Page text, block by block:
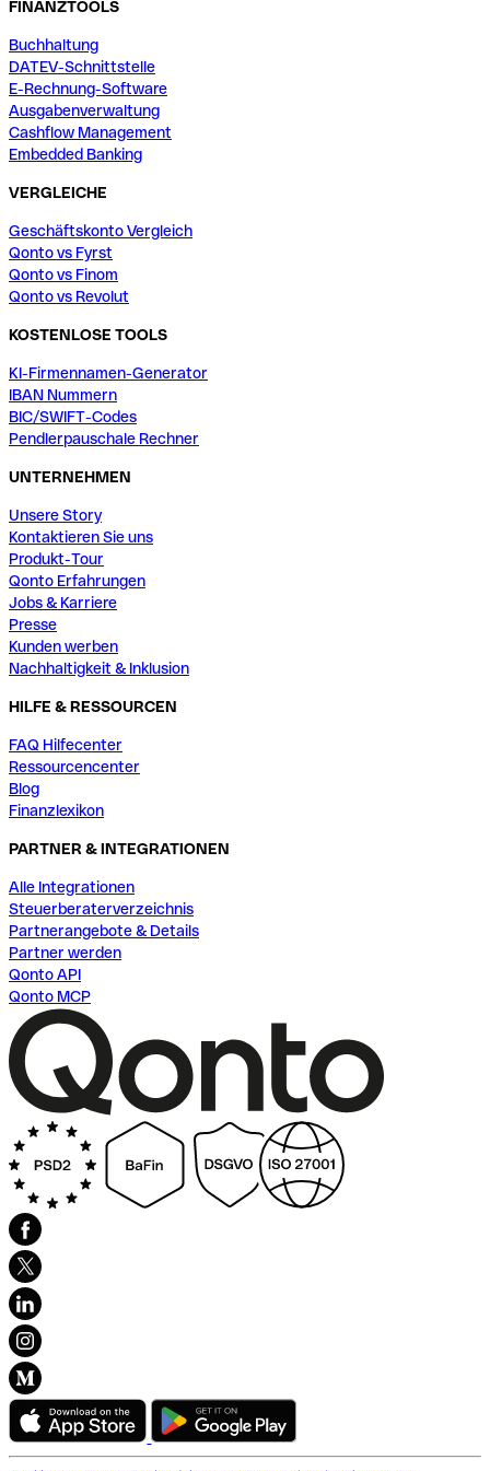
FINANZTOOLS
Buchhaltung
DATEV-Schnittstelle
E-Rechnung-Software
Ausgabenverwaltung
Cashflow Management
Embedded Banking
VERGLEICHE
Geschäftskonto Vergleich
Qonto vs Fyrst
Qonto vs Finom
Qonto vs Revolut
KOSTENLOSE TOOLS
KI-Firmennamen-Generator
IBAN Nummern
BIC/SWIFT-Codes
Pendlerpauschale Rechner
UNTERNEHMEN
Unsere Story
Kontaktieren Sie uns
Produkt-Tour
Qonto Erfahrungen
Jobs & Karriere
Presse
Kunden werben
Nachhaltigkeit & Inklusion
HILFE & RESSOURCEN
FAQ Hilfecenter
Ressourcencenter
Blog
Finanzlexikon
PARTNER & INTEGRATIONEN
Alle Integrationen
Steuerberaterverzeichnis
Partnerangebote & Details
Partner werden
Qonto API
Qonto MCP